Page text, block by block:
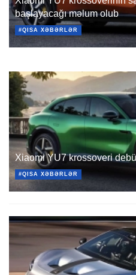
başlayacağı məlum olub
#QISA XƏBƏRLƏR
Xiaomi YU7 krossoveri
#QISA XƏBƏRLƏR